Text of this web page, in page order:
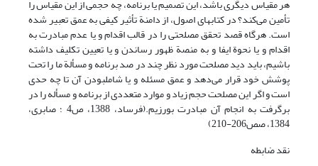
هر مقیاس دیگری باشد، این تصمیم یا برنامه، چه حجمی از این مقیاس را
تأمین می‌کند؟ در کتابهای اصول، از دامنة تأثیر کیفی به عمق تعبیر شده
است. هرگاه قصد تحقق مصلحتی را در قالب اقدام و یا عدم مبادرت به
اقدام و یا نحوة ایفا و به منصة ظهور رساندن و یا تعیین تکلیف داشته
باشیم، باید دید مصلحت مورد نظر چند در صد برنامه و مسألة ما را تحت
پوشش خود قرار می‌دهد و عمق مسئله و یا شامل­بودن آن تا چه حدی
است و اگر این مصلحت حجم زیاد و موارد متعددی از برنامه و مسأله را در
برگرفت به انجام آن مبادرت بورزیم.(فرساد، 1388، ص4 ؛ صابری،
1384، صص206-210)
نقد ضابطه